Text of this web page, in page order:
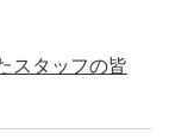
スタッフの皆